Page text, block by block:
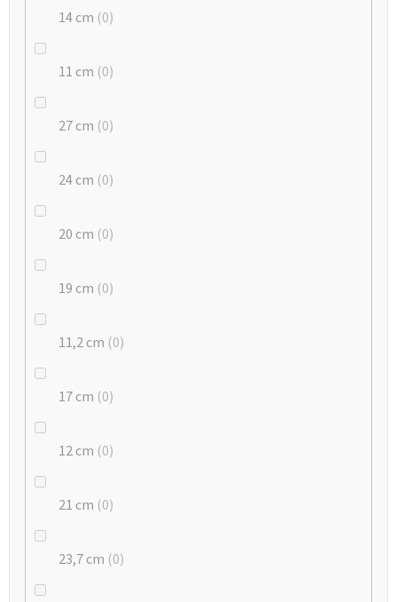
14 cm 0
11 cm 0
27 cm 0
24 cm 0
20 cm 0
19 cm 0
11,2 cm 0
17 cm 0
12 cm 0
21 cm 0
23,7 cm 0